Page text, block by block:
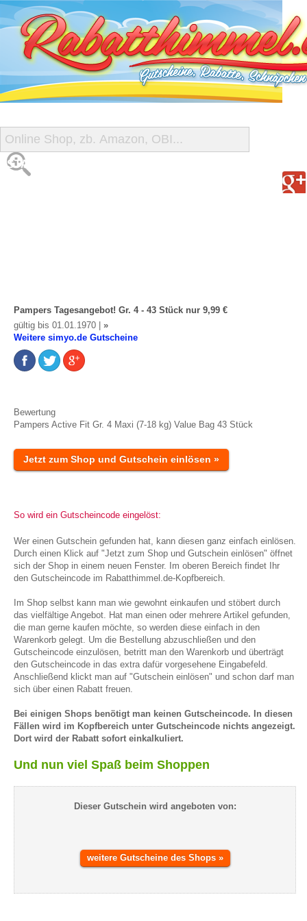
START
Pampers Tagesangebot! Gr. 4 - 43 Stück nur 9,99 €
gültig bis 01.01.1970 | »
Weitere simyo.de Gutscheine
Bewertung
Pampers Active Fit Gr. 4 Maxi (7-18 kg) Value Bag 43 Stück
Jetzt zum Shop und Gutschein einlösen »
So wird ein Gutscheincode eingelöst:
Wer einen Gutschein gefunden hat, kann diesen ganz einfach einlösen.
Durch einen Klick auf "Jetzt zum Shop und Gutschein einlösen" öffnet
sich der Shop in einem neuen Fenster. Im oberen Bereich findet Ihr
den Gutscheincode im Rabatthimmel.de-Kopfbereich.
Im Shop selbst kann man wie gewohnt einkaufen und stöbert durch
das vielfältige Angebot. Hat man einen oder mehrere Artikel gefunden,
die man gerne kaufen möchte, so werden diese einfach in den
Warenkorb gelegt. Um die Bestellung abzuschließen und den
Gutscheincode einzulösen, betritt man den Warenkorb und überträgt
den Gutscheincode in das extra dafür vorgesehene Eingabefeld.
Anschließend klickt man auf "Gutschein einlösen" und schon darf man
sich über einen Rabatt freuen.
Bei einigen Shops benötigt man keinen Gutscheincode. In diesen
Fällen wird im Kopfbereich unter Gutscheincode nichts angezeigt.
Dort wird der Rabatt sofort einkalkuliert.
Und nun viel Spaß beim Shoppen
Dieser Gutschein wird angeboten von:
weitere Gutscheine des Shops »